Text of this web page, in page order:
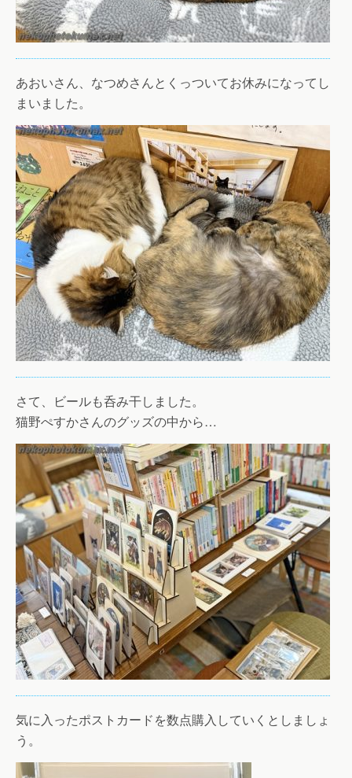
あおいさん、なつめさんとくっついてお休みになってし
まいました。
さて、ビールも呑み干しました。
猫野ぺすかさんのグッズの中から…
気に入ったポストカードを数点購入していくとしましょ
う。